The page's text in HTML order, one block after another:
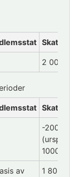
2 000
-200
1000)
av
1 800